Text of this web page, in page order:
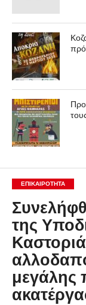
ΕΠΙΚΑΙΡΟΤΗΤΑ
της
μεγάλης